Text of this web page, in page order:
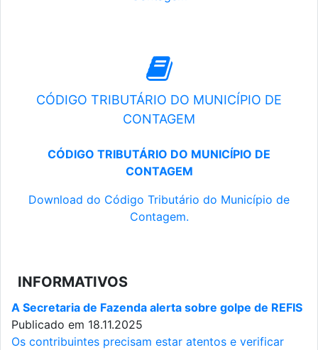
CÓDIGO TRIBUTÁRIO DO MUNICÍPIO DE
CONTAGEM
CÓDIGO TRIBUTÁRIO DO MUNICÍPIO DE
CONTAGEM
Download do Código Tributário do Município de
Contagem.
INFORMATIVOS
A Secretaria de Fazenda alerta sobre golpe de REFIS
Publicado em 18.11.2025
Os contribuintes precisam estar atentos e verificar